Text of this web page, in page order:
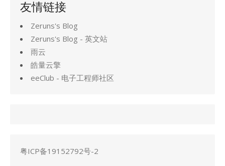
友情链接
Zeruns's Blog
Zeruns's Blog - 英文站
雨云
皓量云擎
eeClub - 电子工程师社区
粤ICP备19152792号-2